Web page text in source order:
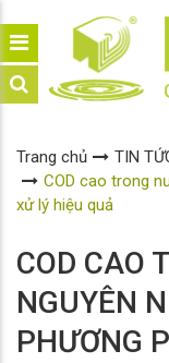
Trang chủ
TIN
COD cao trong
xử lý hiệu quả
COD CAO
NGUYÊN
PHƯƠNG